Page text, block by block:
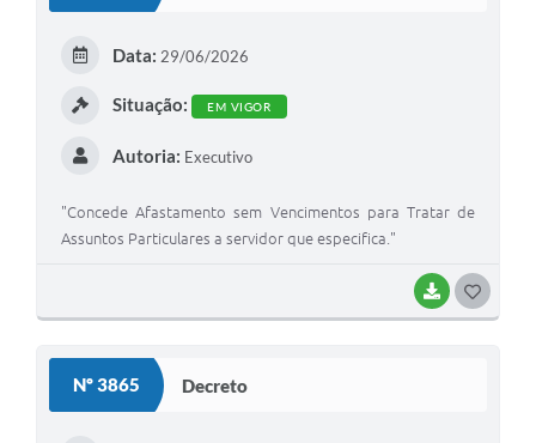
BAIXAR
Data: 29/06/2026
Situação: EM VIGOR
Autoria: Executivo
"Concede Afastamento sem Vencimentos para Tratar de
Assuntos Particulares a servidor que especifica."
Nº 3865 Decreto